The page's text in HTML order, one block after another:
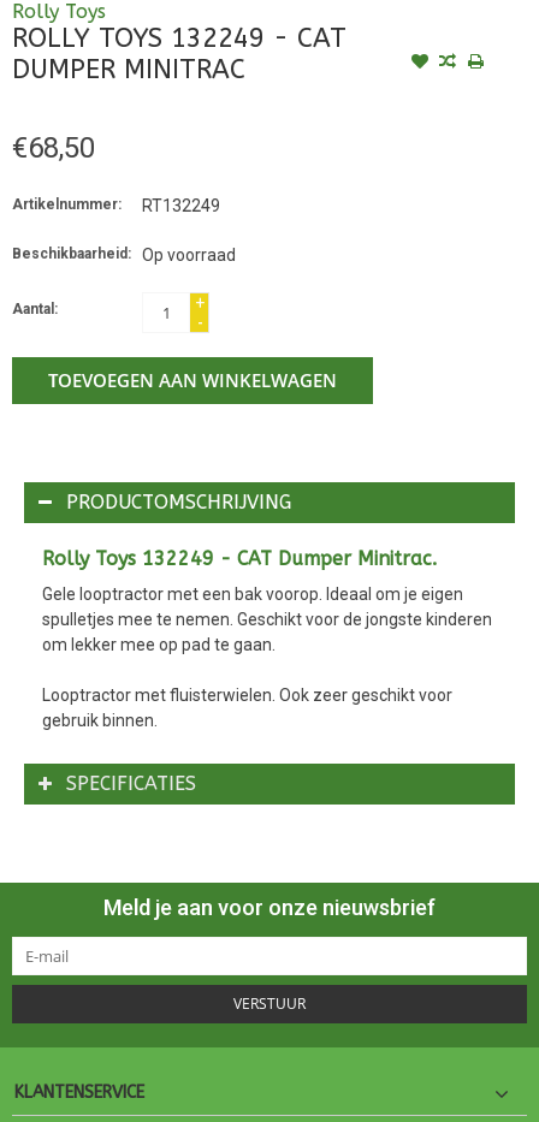
Rolly Toys
ROLLY TOYS 132249 - CAT
DUMPER MINITRAC
€68,50
Artikelnummer: RT132249
Beschikbaarheid: Op voorraad
Aantal:
+
-
TOEVOEGEN AAN WINKELWAGEN
PRODUCTOMSCHRIJVING
Rolly Toys 132249 - CAT Dumper Minitrac.
Gele looptractor met een bak voorop. Ideaal om je eigen
spulletjes mee te nemen. Geschikt voor de jongste kinderen
om lekker mee op pad te gaan.
Looptractor met fluisterwielen. Ook zeer geschikt voor
gebruik binnen.
SPECIFICATIES
Meld je aan voor onze nieuwsbrief
VERSTUUR
KLANTENSERVICE